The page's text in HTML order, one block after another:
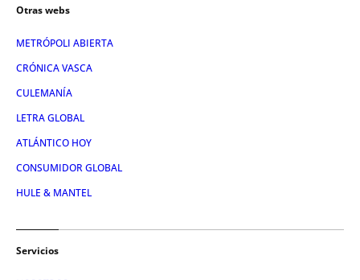
Otras webs
METRÓPOLI ABIERTA
CRÓNICA VASCA
CULEMANÍA
LETRA GLOBAL
ATLÁNTICO HOY
CONSUMIDOR GLOBAL
HULE & MANTEL
Servicios